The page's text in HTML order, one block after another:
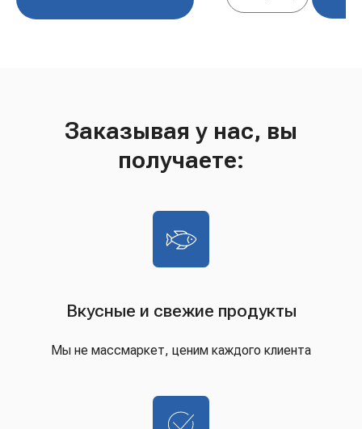
Заказывая у нас, вы
получаете:
Вкусные и свежие продукты
Мы не массмаркет, ценим каждого клиента